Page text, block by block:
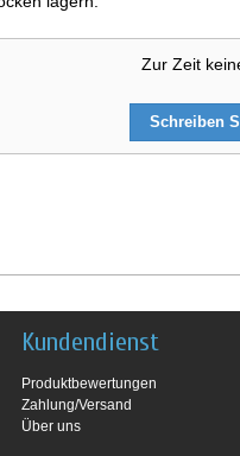
Zur Zeit
Schreiben
Kundendienst
Produktbewertungen
Zahlung/Versand
Über uns